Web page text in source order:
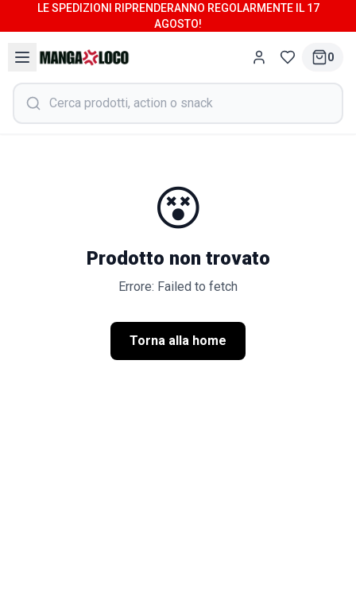
LE SPEDIZIONI RIPRENDERANNO REGOLARMENTE IL 17
AGOSTO!
0
😵
Prodotto non trovato
Errore: Failed to fetch
Torna alla home